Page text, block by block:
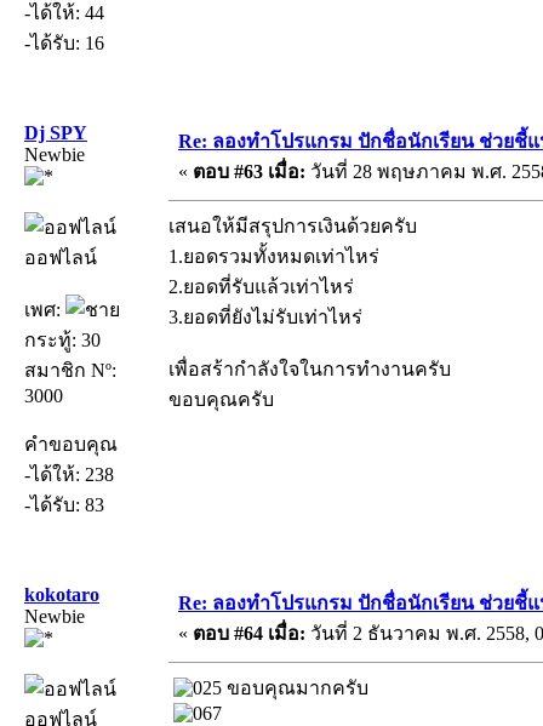
-ได้ให้: 44
-ได้รับ: 16
Dj SPY
Newbie
ออฟไลน์
เพศ:
กระทู้: 30
สมาชิก Nº:
3000
คำขอบคุณ
-ได้ให้: 238
-ได้รับ: 83
Re: ลองทำโปรแกรม ปักชื่อนักเรียน ช่วยชี้
« ตอบ #63 เมื่อ: วันที่ 28 พฤษภาคม พ.ศ.
เสนอให้มีสรุปการเงินด้วยครับ
1.ยอดรวมทั้งหมดเท่าไหร่
2.ยอดที่รับแล้วเท่าไหร่
3.ยอดที่ยังไม่รับเท่าไหร่
เพื่อสร้ากำลังใจในการทำงานครับ
ขอบคุณครับ
kokotaro
Newbie
ออฟไลน์
Re: ลองทำโปรแกรม ปักชื่อนักเรียน ช่วยชี้
« ตอบ #64 เมื่อ: วันที่ 2 ธันวาคม พ.ศ. 2558,
ขอบคุณมากครับ